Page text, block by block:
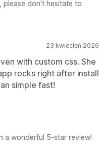
please don't hesitate to
23 kwiecień 2026
with custom css. She
rocks right after install
simple fast!
a wonderful 5-star review!